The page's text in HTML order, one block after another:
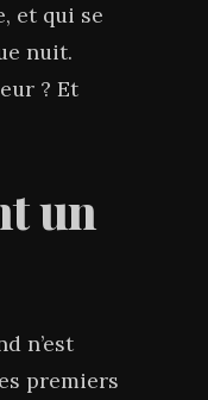
et qui se
nuit.
? Et
un
n’est
premiers